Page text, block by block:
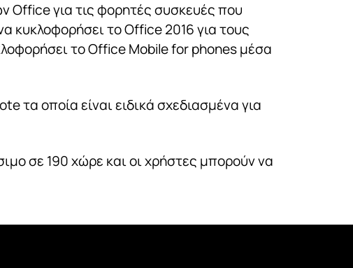
για τις φορητές συσκευές που
κυκλοφορήσει το Office 2016 για τους
το Office Mobile for phones μέσα
τα οποία είναι ειδικά σχεδιασμένα για
σε 190 χώρε και οι χρήστες μπορούν να